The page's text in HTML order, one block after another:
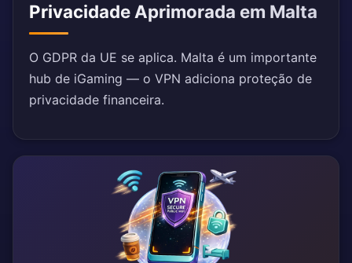
Privacidade Aprimorada em Malta
O GDPR da UE se aplica. Malta é um importante
hub de iGaming — o VPN adiciona proteção de
privacidade financeira.